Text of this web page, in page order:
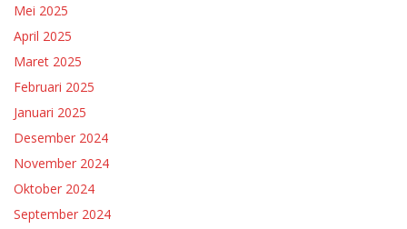
Mei 2025
April 2025
Maret 2025
Februari 2025
Januari 2025
Desember 2024
November 2024
Oktober 2024
September 2024